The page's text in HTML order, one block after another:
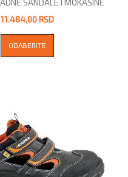
SANDALE I MOKASINE
11.484,00 RSD
ODABERITE